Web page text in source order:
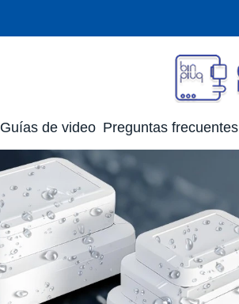
Guías de video Preguntas frecuentes